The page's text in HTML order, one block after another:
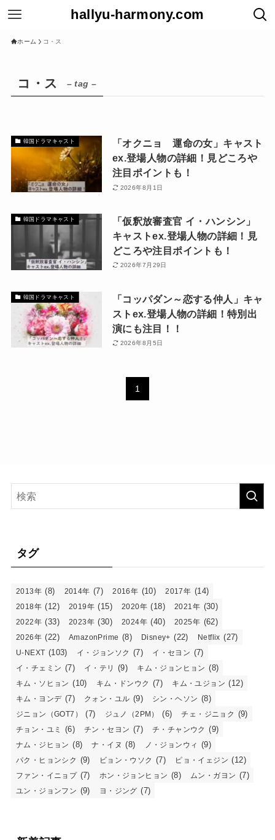
hallyu-harmony.com
ホーム コ・ス
コ・ス – tag –
韓国ドラマキャスト
「オクニョ 運命の女」キャスト
ex.登場人物の詳細！見どころや
注目ポイントも！
2026年8月1日
韓国ドラマキャスト
「仮釈放審査官 イ・ハンシン」
キャストex.登場人物の詳細！見
どころや注目ポイントも！
2026年7月29日
韓国ドラマキャスト
「コッパダン～恋する仲人」キャ
ストex.登場人物の詳細！特別出
演にも注目！！
2026年8月5日
1
タグ
2013年 (8) 2014年 (7) 2016年 (10) 2017年 (14)
2018年 (12) 2019年 (15) 2020年 (18) 2021年 (30)
2022年 (33) 2023年 (30) 2024年 (40) 2025年 (62)
2026年 (22) AmazonPrime (8) Disney+ (22) Netflix (27)
U-NEXT (103) イ・ジョンソク (7) イ・セヨン (7)
イ・チェミン (7) イ・テリ (9) キム・ジョンヒョン (8)
キム・ソヒョン (10) キム・ドンウク (7) キム・ユジョン (12)
キム・ヨンデ (7) クォン・ユル (9) シン・ヘソン (8)
ジニョン（GOT7） (7) ジュノ（2PM） (6) チェ・ジニョク (9)
チョン・ユミ (6) チン・セヨン (7) チ・チャンウク (9)
ナム・ジヒョン (8) ナ・イヌ (8) ノ・ジョンウィ (9)
パク・ヒョンシク (9) ビョン・ウソク (7) ピョ・イェジン (12)
ファン・イニョプ (7) ホン・ジョンヒョン (8) ムン・ガヨン (7)
ユン・ジョンフン (9) ヨ・ジング (7)